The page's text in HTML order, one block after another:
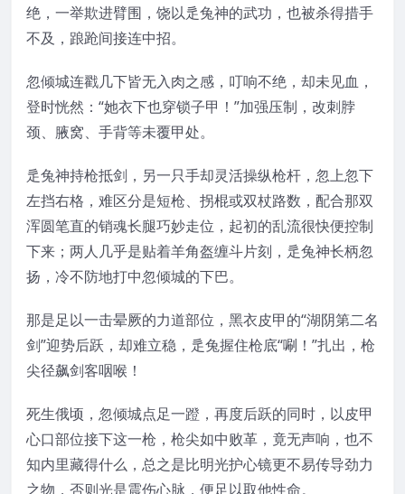
绝，一举欺进臂围，饶以辵兔神的武功，也被杀得措手
不及，踉跄间接连中招。
忽倾城连戳几下皆无入肉之感，叮响不绝，却未见血，
登时恍然：“她衣下也穿锁子甲！”加强压制，改刺脖
颈、腋窝、手背等未覆甲处。
辵兔神持枪抵剑，另一只手却灵活操纵枪杆，忽上忽下
左挡右格，难区分是短枪、拐棍或双杖路数，配合那双
浑圆笔直的销魂长腿巧妙走位，起初的乱流很快便控制
下来；两人几乎是贴着羊角盔缠斗片刻，辵兔神长柄忽
扬，冷不防地打中忽倾城的下巴。
那是足以一击晕厥的力道部位，黑衣皮甲的“湖阴第二名
剑”迎势后跃，却难立稳，辵兔握住枪底“唰！”扎出，枪
尖径飙剑客咽喉！
死生俄顷，忽倾城点足一蹬，再度后跃的同时，以皮甲
心口部位接下这一枪，枪尖如中败革，竟无声响，也不
知内里藏得什么，总之是比明光护心镜更不易传导劲力
之物，否则光是震伤心脉，便足以取他性命。